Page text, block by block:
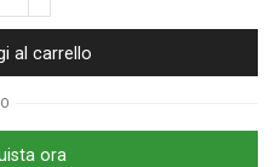
al carrello
O
ora